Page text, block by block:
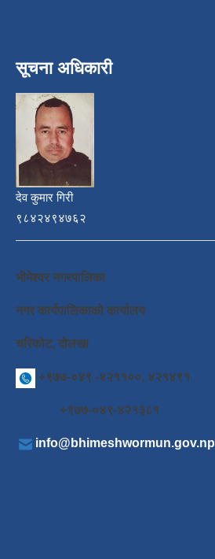
सूचना अधिकारी
देव कुमार गिरी
९८४२४९४७६२
भीमेश्वर नगरपालिका
नगर कार्यपालिकाको कार्यालय
चरिकोट, दोलखा
+९७७-०४९ -४२११००, ४२१४९१
+९७७-०४९-४२१३८१
info@bhimeshwormun.gov.np